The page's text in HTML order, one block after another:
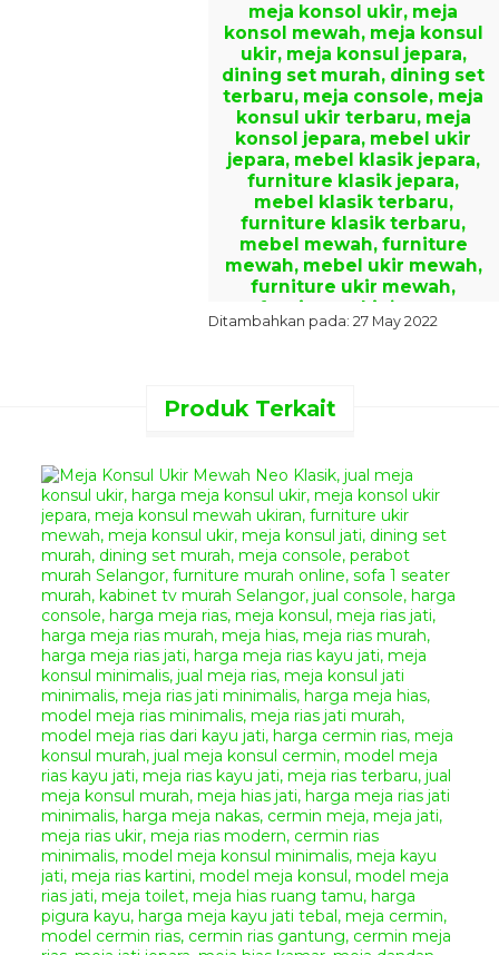
meja konsol ukir, meja
konsol mewah, meja konsul
ukir, meja konsul jepara,
dining set murah, dining set
terbaru, meja console, meja
konsul ukir terbaru, meja
konsol jepara, mebel ukir
jepara, mebel klasik jepara,
furniture klasik jepara,
mebel klasik terbaru,
furniture klasik terbaru,
mebel mewah, furniture
mewah, mebel ukir mewah,
furniture ukir mewah,
furniture ukir jepara
terbaru, mebel ukir jepara
Ditambahkan pada: 27 May 2022
Produk Terkait